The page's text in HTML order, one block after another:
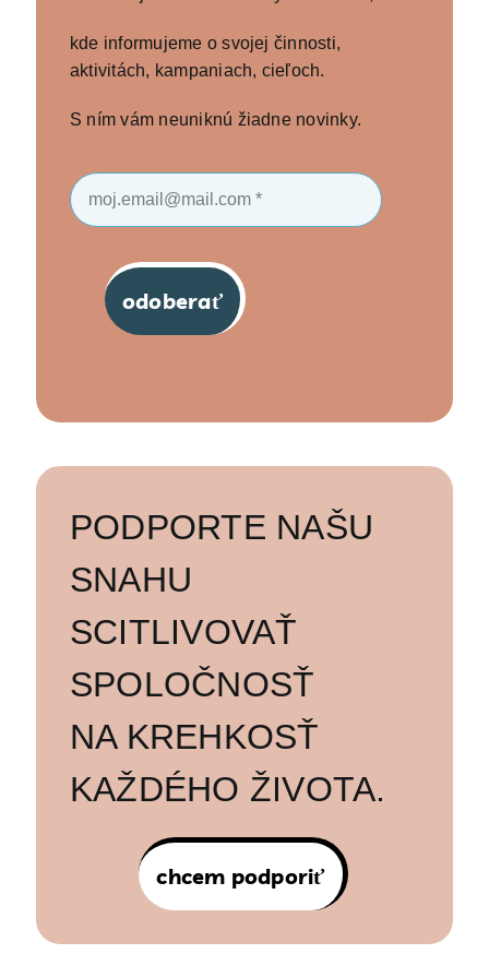
kde informujeme o svojej činnosti,
aktivitách, kampaniach, cieľoch.
S ním vám neuniknú žiadne novinky.
odoberať
PODPORTE NAŠU
SNAHU
SCITLIVOVAŤ
SPOLOČNOSŤ
NA KREHKOSŤ
KAŽDÉHO ŽIVOTA.
chcem podporiť